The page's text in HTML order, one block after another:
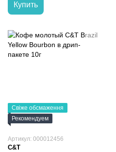
Купить
Свіже обсмаження
Рекомендуем
Артикул: 000012456
C&T